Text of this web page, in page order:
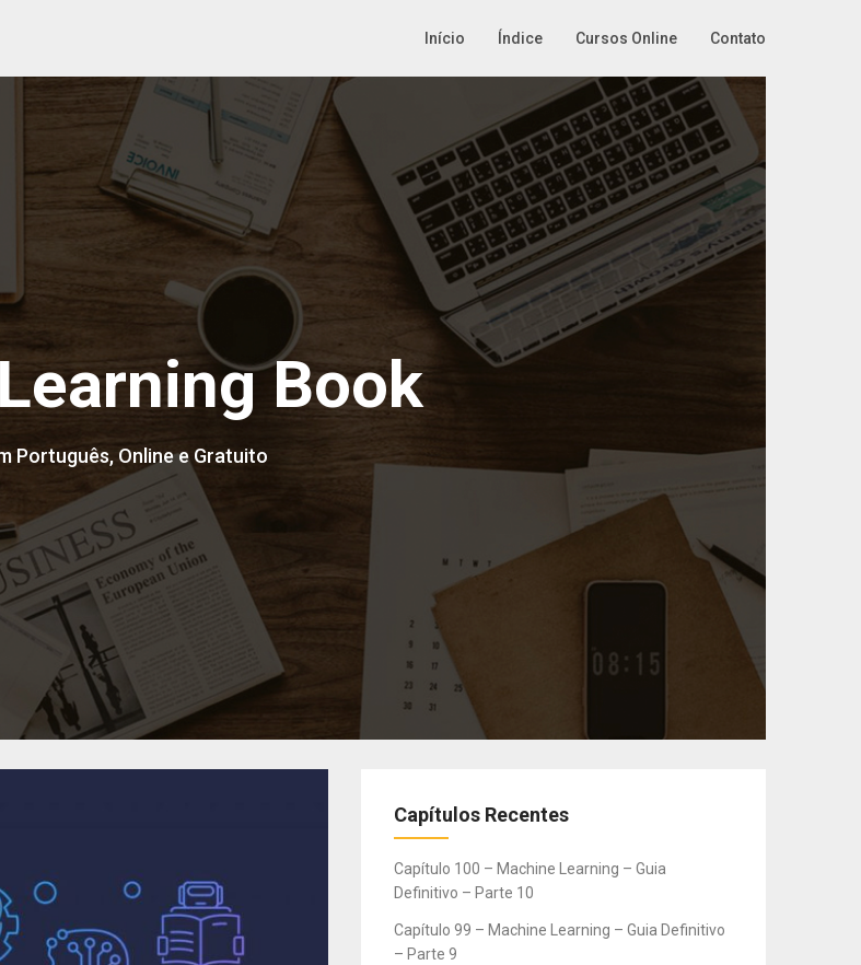
Início Índice Cursos Online Contato
Book
Português, Online e Gratuito
Capítulos Recentes
Capítulo 100 – Machine Learning – Guia
Definitivo – Parte 10
Capítulo 99 – Machine Learning – Guia Definitivo
– Parte 9